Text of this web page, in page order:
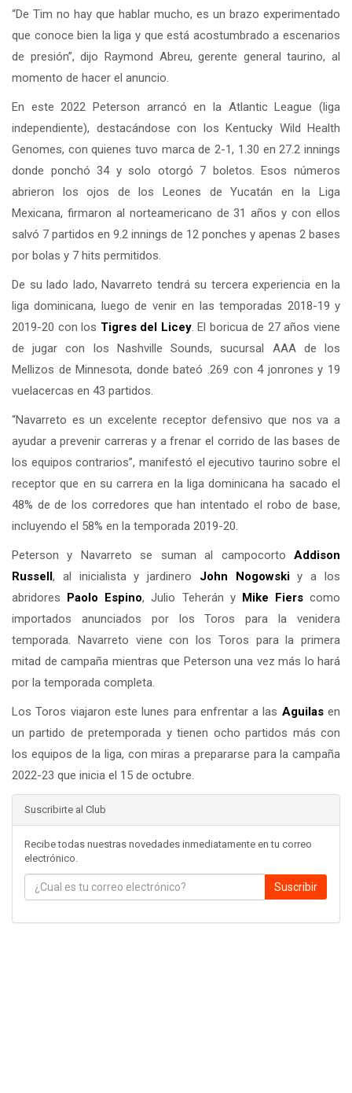
“De Tim no hay que hablar mucho, es un brazo experimentado
que conoce bien la liga y que está acostumbrado a escenarios
de presión”, dijo Raymond Abreu, gerente general taurino, al
momento de hacer el anuncio.
En este 2022 Peterson arrancó en la Atlantic League (liga
independiente), destacándose con los Kentucky Wild Health
Genomes, con quienes tuvo marca de 2-1, 1.30 en 27.2 innings
donde ponchó 34 y solo otorgó 7 boletos. Esos números
abrieron los ojos de los Leones de Yucatán en la Liga
Mexicana, firmaron al norteamericano de 31 años y con ellos
salvó 7 partidos en 9.2 innings de 12 ponches y apenas 2 bases
por bolas y 7 hits permitidos.
De su lado lado, Navarreto tendrá su tercera experiencia en la
liga dominicana, luego de venir en las temporadas 2018-19 y
2019-20 con los Tigres del Licey. El boricua de 27 años viene
de jugar con los Nashville Sounds, sucursal AAA de los
Mellizos de Minnesota, donde bateó .269 con 4 jonrones y 19
vuelacercas en 43 partidos.
“Navarreto es un excelente receptor defensivo que nos va a
ayudar a prevenir carreras y a frenar el corrido de las bases de
los equipos contrarios”, manifestó el ejecutivo taurino sobre el
receptor que en su carrera en la liga dominicana ha sacado el
48% de de los corredores que han intentado el robo de base,
incluyendo el 58% en la temporada 2019-20.
Peterson y Navarreto se suman al campocorto Addison
Russell, al inicialista y jardinero John Nogowskiy a los
abridores Paolo Espino, Julio Teherán y Mike Fierscomo
importados anunciados por los Toros para la venidera
temporada. Navarreto viene con los Toros para la primera
mitad de campaña mientras que Peterson una vez más lo hará
por la temporada completa.
Los Toros viajaron este lunes para enfrentar a las Aguilasen
un partido de pretemporada y tienen ocho partidos más con
los equipos de la liga, con miras a prepararse para la campaña
2022-23 que inicia el 15 de octubre.
Suscribirte al Club
Recibe todas nuestras novedades inmediatamente en tu correo
electrónico.
Suscribir